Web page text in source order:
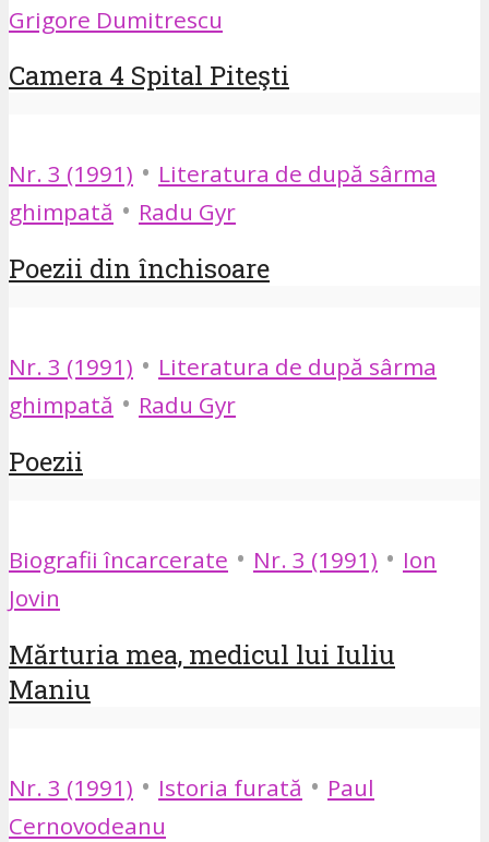
Grigore Dumitrescu
Camera 4 Spital Piteşti
Nr. 3 (1991) • Literatura de după sârma
ghimpată • Radu Gyr
Poezii din închisoare
Nr. 3 (1991) • Literatura de după sârma
ghimpată • Radu Gyr
Poezii
Biografii încarcerate • Nr. 3 (1991) • Ion
Jovin
Mărturia mea, medicul lui Iuliu
Maniu
Nr. 3 (1991) • Istoria furată • Paul
Cernovodeanu